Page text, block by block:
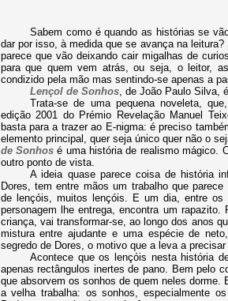
Sabem como é quando as histórias se
dar por isso, à medida que se avança na
parece que vão deixando cair migalhas de
para que quem vem atrás, ou seja, o leitor,
condizido pela mão mas sentindo-se apenas a
Lençol de Sonhos, de João Paulo Silva,
Trata-se de uma pequena noveleta,
edição 2001 do Prémio Revelação Manuel
basta para a trazer ao E-nigma: é preciso
elemento principal, quer seja único quer não o
de Sonhosé uma história de realismo mágico.
outro ponto de vista.
A ideia quase parece coisa de história
Dores, tem entre mãos um trabalho que
de lençóis, muitos lençóis. E um dia, entre os
personagem lhe entrega, encontra um
criança, vai transformar-se, ao longo dos anos
mistura entre ajudante e uma espécie de
segredo de Dores, o motivo que a leva a
Acontece que os lençóis nesta história
apenas rectângulos inertes de pano. Bem pelo
que absorvem os sonhos de quem neles dorme.
a velha trabalha: os sonhos, especialmente